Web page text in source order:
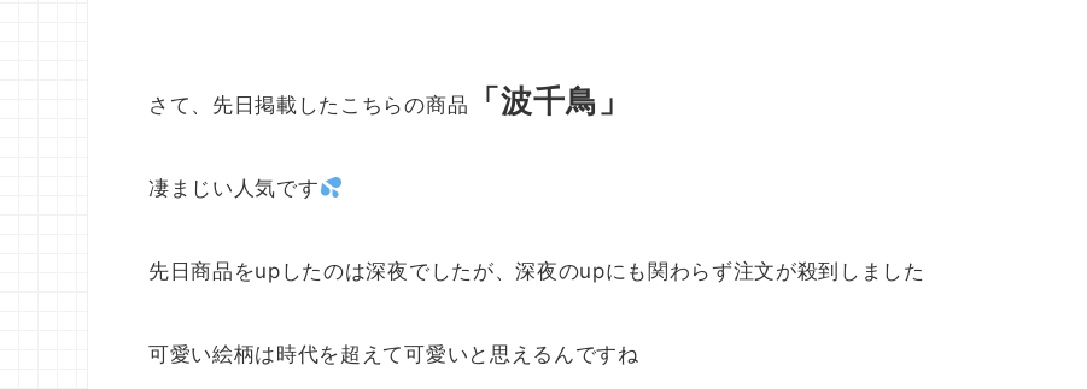
さて、先日掲載したこちらの商品 「波千鳥」
凄まじい人気です
先日商品をupしたのは深夜でしたが、深夜のupにも関わらず注文が殺到しました
可愛い絵柄は時代を超えて可愛いと思えるんですね